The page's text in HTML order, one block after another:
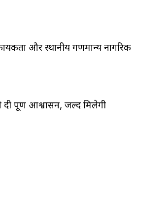
और स्थानीय गणमान्य नागरिक
दी पूर्ण आश्वासन, जल्द मिलेगी